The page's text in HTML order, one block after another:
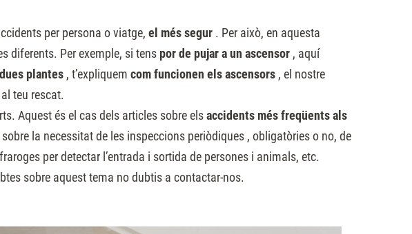
per persona o viatge, el més segur . Per això, en aquesta
diferents. Per exemple, si tens por de pujar a un ascensor , aquí
plantes , t’expliquem com funcionen els ascensors , el nostre
teu rescat.
Aquest és el cas dels articles sobre elsaccidents més freqüents als
la necessitat de les inspeccions periòdiques , obligatòries o no, de
per detectar l’entrada i sortida de persones i animals, etc.
sobre aquest tema no dubtis a contactar-nos.